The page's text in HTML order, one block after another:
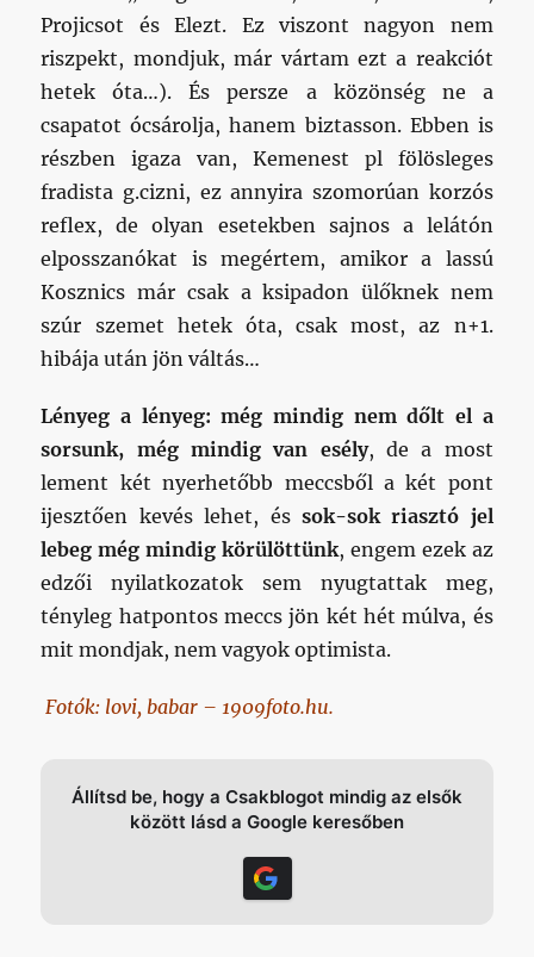
Projicsot és Elezt. Ez viszont nagyon nem
riszpekt, mondjuk, már vártam ezt a reakciót
hetek óta…). És persze a közönség ne a
csapatot ócsárolja, hanem biztasson. Ebben is
részben igaza van, Kemenest pl fölösleges
fradista g.cizni, ez annyira szomorúan korzós
reflex, de olyan esetekben sajnos a lelátón
elposszanókat is megértem, amikor a lassú
Kosznics már csak a ksipadon ülőknek nem
szúr szemet hetek óta, csak most, az n+1.
hibája után jön váltás…
Lényeg a lényeg: még mindig nem dőlt el a
sorsunk, még mindig van esély, de a most
lement két nyerhetőbb meccsből a két pont
ijesztően kevés lehet, és sok-sok riasztó jel
lebeg még mindig körülöttünk, engem ezek az
edzői nyilatkozatok sem nyugtattak meg,
tényleg hatpontos meccs jön két hét múlva, és
mit mondjak, nem vagyok optimista.
Fotók: lovi, babar – 1909foto.hu.
Állítsd be, hogy a Csakblogot mindig az elsők
között lásd a Google keresőben